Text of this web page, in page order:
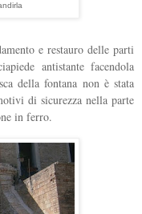
e restauro delle parti
antistante facendola
della fontana non è stata
di sicurezza nella parte
in ferro.